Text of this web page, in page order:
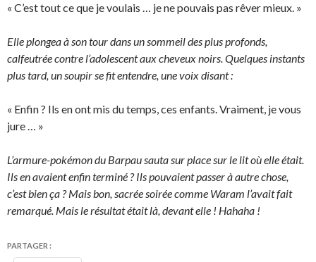
« C’est tout ce que je voulais … je ne pouvais pas rêver mieux. »
Elle plongea à son tour dans un sommeil des plus profonds,
calfeutrée contre l’adolescent aux cheveux noirs. Quelques instants
plus tard, un soupir se fit entendre, une voix disant :
« Enfin ? Ils en ont mis du temps, ces enfants. Vraiment, je vous
jure … »
L’armure-pokémon du Barpau sauta sur place sur le lit où elle était.
Ils en avaient enfin terminé ? Ils pouvaient passer à autre chose,
c’est bien ça ? Mais bon, sacrée soirée comme Waram l’avait fait
remarqué. Mais le résultat était là, devant elle ! Hahaha !
PARTAGER :